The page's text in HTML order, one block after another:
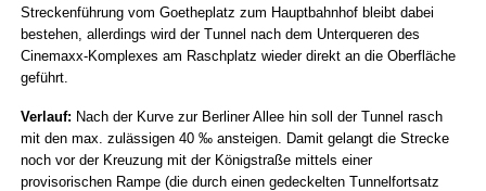
Strecken­führung vom Goethe­platz zum Haupt­bahnhof bleibt dabei
bestehen, allerdings wird der Tunnel nach dem Unterqueren des
Cinemaxx-Komplexes am Raschplatz wieder direkt an die Oberfläche
geführt.
Verlauf: Nach der Kurve zur Berliner Allee hin soll der Tunnel rasch
mit den max. zulässigen 40 ‰ ansteigen. Damit gelangt die Strecke
noch vor der Kreuzung mit der König­straße mittels einer
provisorischen Rampe (die durch einen gedeckelten Tunnel­fortsatz